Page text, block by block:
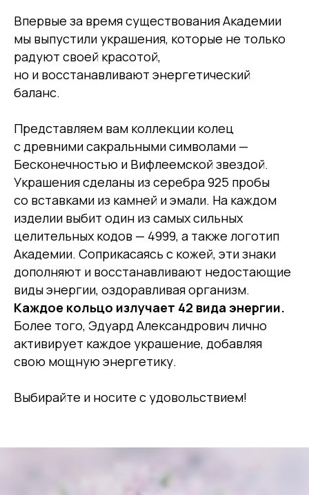
Впервые за время существования Академии
мы выпустили украшения, которые не только
радуют своей красотой,
но и восстанавливают энергетический
баланс.
Представляем вам коллекции колец
с древними сакральными символами —
Бесконечностью и Вифлеемской звездой.
Украшения сделаны из серебра 925 пробы
со вставками из камней и эмали. На каждом
изделии выбит один из самых сильных
целительных кодов — 4999, а также логотип
Академии. Соприкасаясь с кожей, эти знаки
дополняют и восстанавливают недостающие
виды энергии, оздоравливая организм.
Каждое кольцо излучает 42 вида энергии.
Более того, Эдуард Александрович лично
активирует каждое украшение, добавляя
свою мощную энергетику.
Выбирайте и носите с удовольствием!